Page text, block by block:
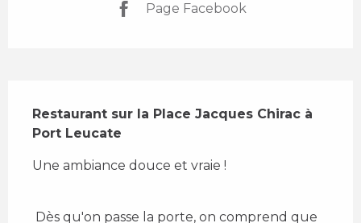
Page Facebook
Restaurant sur la Place Jacques Chirac à
Port Leucate
Une ambiance douce et vraie !